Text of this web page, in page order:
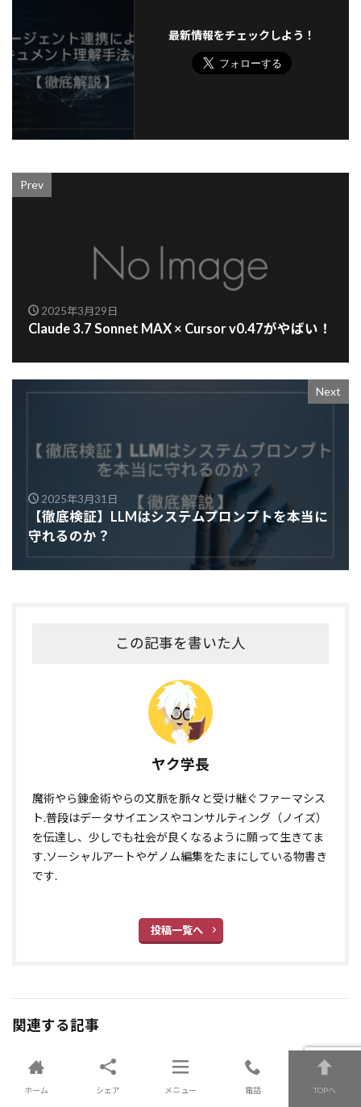
最新情報をチェックしよう！
Prev
2025年3月29日
Claude 3.7 Sonnet MAX × Cursor v0.47がやばい！
Next
2025年3月31日
【徹底検証】LLMはシステムプロンプトを本当に
守れるのか？
この記事を書いた人
ヤク学長
魔術やら錬金術やらの文脈を脈々と受け継ぐファーマシス
ト.普段はデータサイエンスやコンサルティング（ノイズ）
を伝達し、少しでも社会が良くなるように願って生きてま
す.ソーシャルアートやゲノム編集をたまにしている物書き
です.
投稿一覧へ
関連する記事
AI
ホーム シェア メニュー 電話 TOPへ